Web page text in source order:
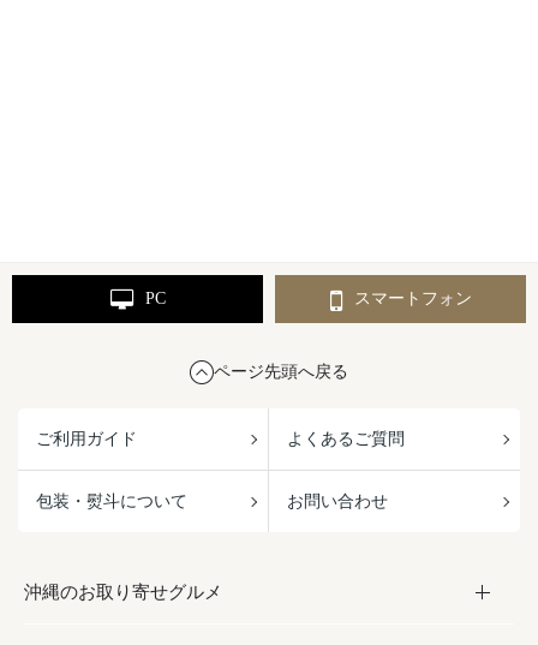
PC スマートフォン
ページ先頭へ戻る
ご利用ガイド よくあるご質問
包装・熨斗について お問い合わせ
沖縄のお取り寄せグルメ